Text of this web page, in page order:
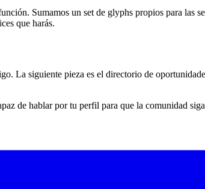
Sumamos un set de glyphs propios para las
que harás.
La siguiente pieza es el directorio de
de hablar por tu perfil para que la comunidad